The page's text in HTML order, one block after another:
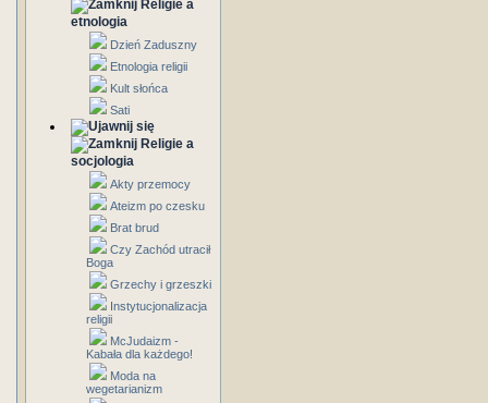
Religie a
etnologia
Dzień Zaduszny
Etnologia religii
Kult słońca
Sati
Religie a
socjologia
Akty przemocy
Ateizm po czesku
Brat brud
Czy Zachód utracił
Boga
Grzechy i grzeszki
Instytucjonalizacja
religii
McJudaizm -
Kabała dla każdego!
Moda na
wegetarianizm